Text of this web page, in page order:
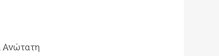
Ανώτατη